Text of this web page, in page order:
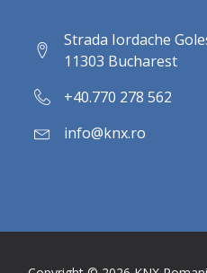
Strada Iordache
11303 Bucharest
+40.770 278 562
info@knx.ro